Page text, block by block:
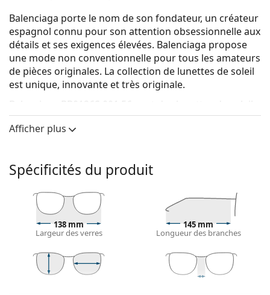
Balenciaga porte le nom de son fondateur, un créateur
espagnol connu pour son attention obsessionnelle aux
détails et ses exigences élevées. Balenciaga propose
une mode non conventionnelle pour tous les amateurs
de pièces originales. La collection de lunettes de soleil
est unique, innovante et très originale.
Balenciaga BB0126S 001 56 sont des lunettes de soleil
pour femmes.
Voyez à quoi vous ressemblez avec ces lunettes de
Lentiamo.
La couleur noire de la monture s'accorde
parfaitement avec tous les types de teint et des
cheveux blonds clairs, châtains clairs ou noirs.
idéal pour les personnes ayant une forme de visage
ronde, ovale ou triangulaire.
Afficher plus
Spécificités du produit
138 mm
Largeur des verres
145 mm
Longueur des branches